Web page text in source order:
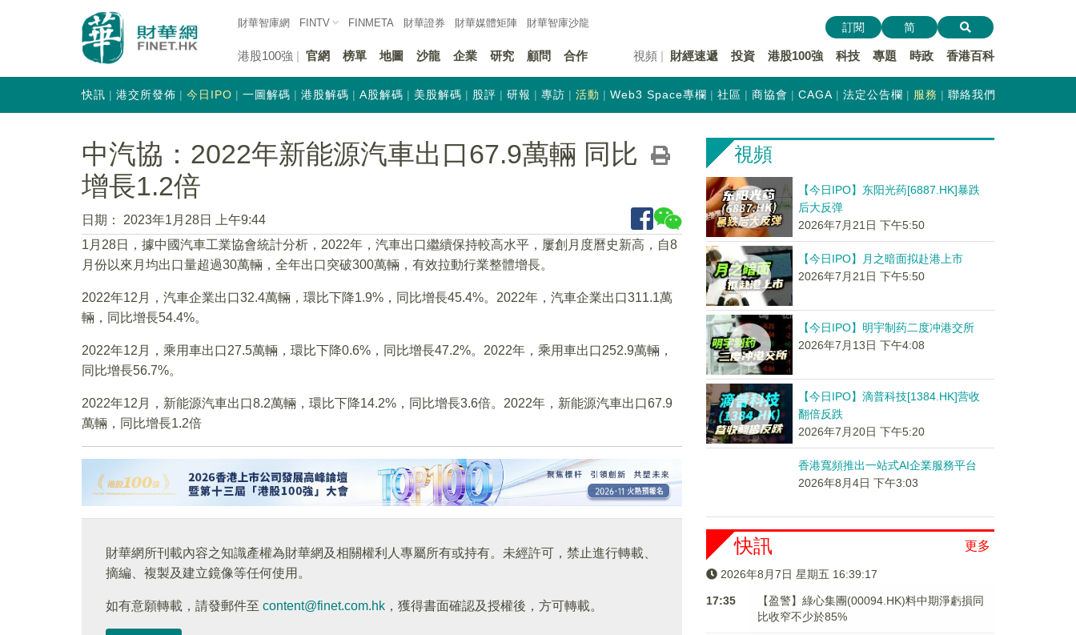
財華智庫網 FINTV FINMETA 財華證券 財華媒體矩陣 財華智庫沙龍
港股100強 官網 榜單 地圖 沙龍 企業 研究 顧問 合作 視頻 財經速遞 投資 港股100強 科技 專題 時政 香港百科
訂閱 简
快訊 港交所發佈 今日IPO 一圖解碼 港股解碼 A股解碼 美股解碼 股評 研報 專訪 活動 Web3 Space專欄 社區 商協會 CAGA 法定公告欄 服務 聯絡我們
中汽協：2022年新能源汽車出口67.9萬輛 同比
增長1.2倍
日期：
2023年1月28日 上午9:44
1月28日，據中國汽車工業協會統計分析，2022年，汽車出口繼續保持較高水平，屢創月度曆史新高，自8
月份以來月均出口量超過30萬輛，全年出口突破300萬輛，有效拉動行業整體增長。
2022年12月，汽車企業出口32.4萬輛，環比下降1.9%，同比增長45.4%。2022年，汽車企業出口311.1萬
輛，同比增長54.4%。
2022年12月，乘用車出口27.5萬輛，環比下降0.6%，同比增長47.2%。2022年，乘用車出口252.9萬輛，
同比增長56.7%。
2022年12月，新能源汽車出口8.2萬輛，環比下降14.2%，同比增長3.6倍。2022年，新能源汽車出口67.9
萬輛，同比增長1.2倍
財華網所刊載內容之知識產權為財華網及相關權利人專屬所有或持有。未經許可，禁止進行轉載、
摘編、複製及建立鏡像等任何使用。
如有意願轉載，請發郵件至 content@finet.com.hk ，獲得書面確認及授權後，方可轉載。
視頻
【今日IPO】东阳光药[6887.HK]暴跌
后大反弹
2026年7月21日 下午5:50
【今日IPO】月之暗面拟赴港上市
2026年7月21日 下午5:50
【今日IPO】明宇制药二度冲港交所
2026年7月13日 下午4:08
【今日IPO】滴普科技[1384.HK]营收
翻倍反跌
2026年7月20日 下午5:20
香港寬頻推出一站式AI企業服務平台
2026年8月4日 下午3:03
更多
快訊
2026年8月7日 星期五 16:39:17
17:35
【盈警】綠心集團(00094.HK)料中期淨虧損同
比收窄不少於85%